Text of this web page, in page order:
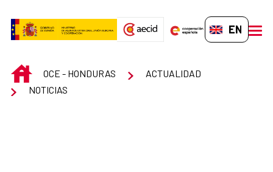
EN-GB
INICIOOCE - HONDURAS
ACTUALIDAD
NOTICIAS